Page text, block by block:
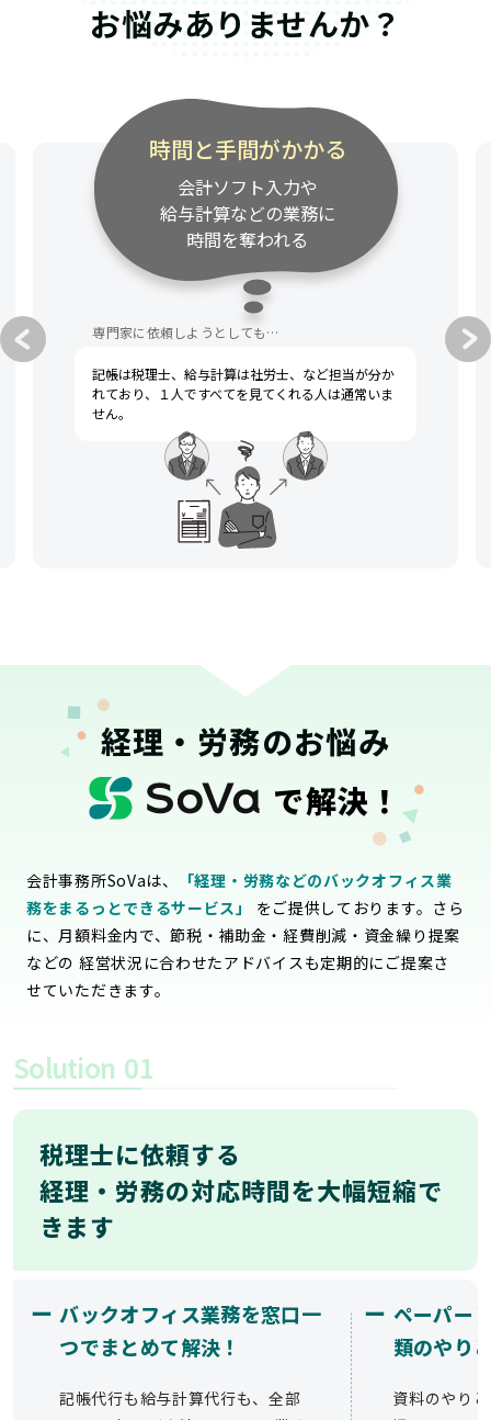
お悩みありませんか？
時間と手間がかかる
会計ソフト入力や
給与計算などの業務に
時間を奪われる
専門家に依頼しようとしても…
記帳は税理士、給与計算は社労士、など担当が分か
れており、１人ですべてを見てくれる人は通常いま
せん。
経理・労務のお悩み
で解決！
会計事務所SoVaは、
「経理・労務などのバックオフィス業
務をまるっとできるサービス」
をご提供しております。さら
に、月額料金内で、節税・補助金・経費削減・資金繰り提案
などの 経営状況に合わせたアドバイスも定期的にご提案さ
せていただきます。
Solution 01
税理士に依頼する
経理・労務の対応時間を大幅短縮で
きます
ー バックオフィス業務を窓口一
つでまとめて解決！
記帳代行も給与計算代行も、全部
ー ペーパー
類のやり
資料のやり